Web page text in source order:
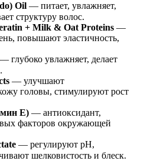
Oil — питает, увлажняет,
структуру волос.
+ Milk & Oat Proteins —
повышают эластичность,
— глубоко увлажняет, делает
— улучшают
головы, стимулируют рост
Е) — антиоксидант,
факторов окружающей
— регулируют pH,
шелковистость и блеск.